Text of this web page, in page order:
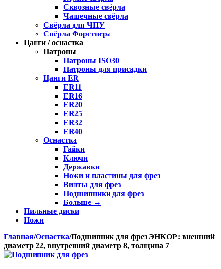
Сквозные свёрла
Чашечные свёрла
Свёрла для ЧПУ
Свёрла Форстнера
Цанги / оснастка
Патроны
Патроны ISO30
Патроны для присадки
Цанги ER
ER11
ER16
ER20
ER25
ER32
ER40
Оснастка
Гайки
Ключи
Державки
Ножи и пластины для фрез
Винты для фрез
Подшипники для фрез
Больше →
Пильные диски
Ножи
Главная/Оснастка/Подшипник для фрез ЭНКОР: внешний
диаметр 22, внутренний диаметр 8, толщина 7